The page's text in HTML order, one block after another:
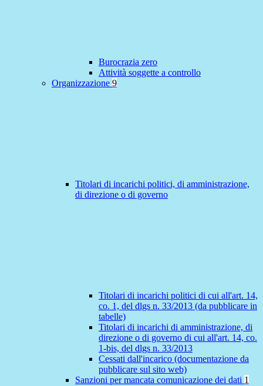
Burocrazia zero
Attività soggette a controllo
Organizzazione 9
Titolari di incarichi politici, di amministrazione,
di direzione o di governo
Titolari di incarichi politici di cui all'art. 14,
co. 1, del dlgs n. 33/2013 (da pubblicare in
tabelle)
Titolari di incarichi di amministrazione, di
direzione o di governo di cui all'art. 14, co.
1-bis, del dlgs n. 33/2013
Cessati dall'incarico (documentazione da
pubblicare sul sito web)
Sanzioni per mancata comunicazione dei dati 1